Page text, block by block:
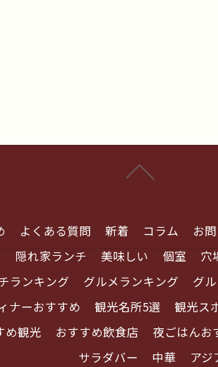
よくある質問 新着 コラム お
隠れ家ランチ 美味しい 個室 穴
ランキング
グルメランキング グ
ナーおすすめ
観光名所5選 観光ス
め観光
おすすめ飲食店 夜ごはんお
サラダバー
中華 アジ